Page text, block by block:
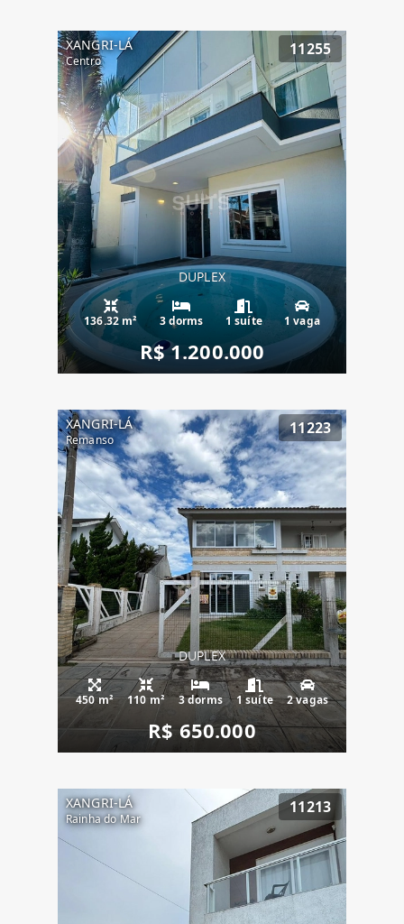
XANGRI-LÁ
Centro
11255
DUPLEX
136.32 m² 3 dorms 1 suíte 1 vaga
R$ 1.200.000
XANGRI-LÁ
Remanso
11223
DUPLEX
450 m² 110 m² 3 dorms 1 suíte 2 vagas
R$ 650.000
XANGRI-LÁ
Rainha do Mar
11213